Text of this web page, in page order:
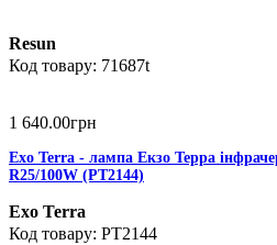
Resun
71687t
1 640.00грн
Exo Terra - лампа Екзо Терра
R25/100W (PT2144)
Exo Terra
PT2144